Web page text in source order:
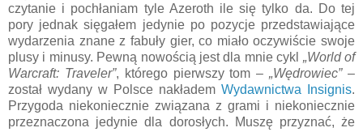
czytanie i pochłaniam tyle Azeroth ile się tylko da. Do tej
pory jednak sięgałem jedynie po pozycje przedstawiające
wydarzenia znane z fabuły gier, co miało oczywiście swoje
plusy i minusy. Pewną nowością jest dla mnie cykl „World of
Warcraft: Traveler”, którego pierwszy tom –„Wędrowiec”–
został wydany w Polsce nakładem Wydawnictwa Insignis.
Przygoda niekoniecznie związana z grami i niekoniecznie
przeznaczona jedynie dla dorosłych. Muszę przyznać, że